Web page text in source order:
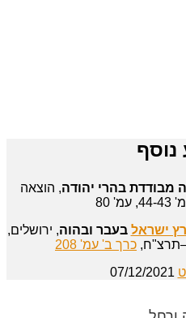
נוסף
מבודדת בהרי יהודה, הוצאה
ישראל בעבר ובהוה, ירושלים,
כרך ב' עמ' 208